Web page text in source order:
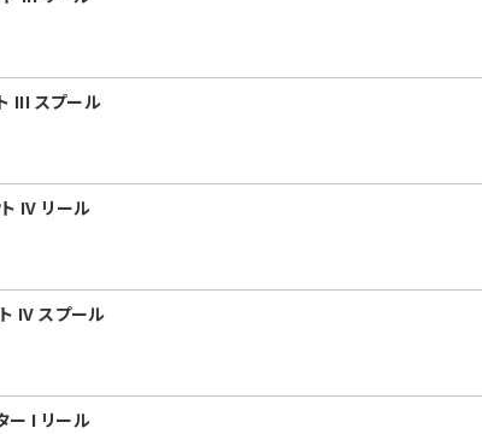
III スプール
IV リール
IV スプール
ー I リール